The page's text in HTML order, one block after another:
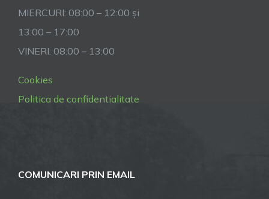
MIERCURI: 08:00 – 12:00 și
13:00 – 17:00
VINERI: 08:00 – 13:00
Cookies
Politica de confidentialitate
COMUNICARI PRIN EMAIL